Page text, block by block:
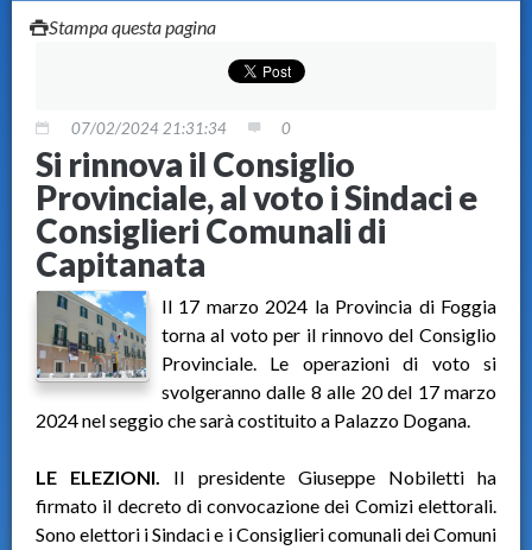
Stampa questa pagina
07/02/2024 21:31:34 0
Si rinnova il Consiglio
Provinciale, al voto i Sindaci e
Consiglieri Comunali di
Capitanata
Il 17 marzo 2024 la Provincia di Foggia
torna al voto per il rinnovo del Consiglio
Provinciale. Le operazioni di voto si
svolgeranno dalle 8 alle 20 del 17 marzo
2024 nel seggio che sarà costituito a Palazzo Dogana.
LE ELEZIONI. Il presidente Giuseppe Nobiletti ha
firmato il decreto di convocazione dei Comizi elettorali.
Sono elettori i Sindaci e i Consiglieri comunali dei Comuni